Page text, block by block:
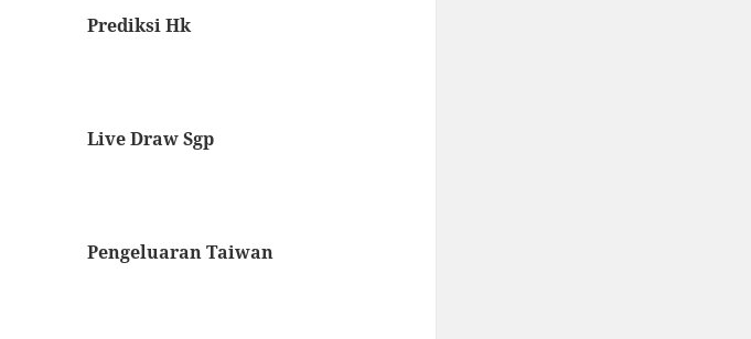
Prediksi Hk
Live Draw Sgp
Pengeluaran Taiwan